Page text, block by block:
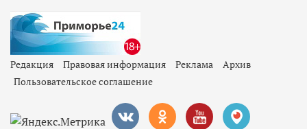
Редакция Правовая информация Реклама
Архив
Пользовательское соглашение